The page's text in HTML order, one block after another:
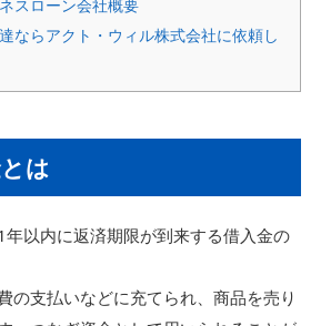
スローン会社概要
ならアクト・ウィル株式会社に依頼し
は
以内に返済期限が到来する借入金の
の支払いなどに充てられ、商品を売り